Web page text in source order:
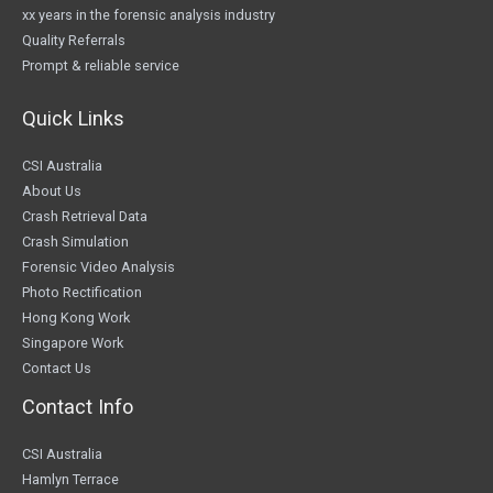
xx years in the forensic analysis industry
Quality Referrals
Prompt & reliable service
Quick Links
CSI Australia
About Us
Crash Retrieval Data
Crash Simulation
Forensic Video Analysis
Photo Rectification
Hong Kong Work
Singapore Work
Contact Us
Contact Info
CSI Australia
Hamlyn Terrace